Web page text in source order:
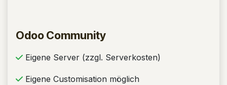
Odoo Community
Eigene Server (zzgl. Serverkosten)
Eigene Customisation möglich